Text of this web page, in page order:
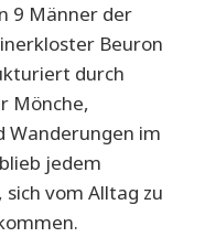
9 Männer der
Beuron
durch
Mönche,
Wanderungen im
jedem
vom Alltag zu